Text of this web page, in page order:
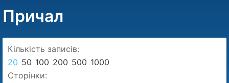
Причал
Кількість записів:
20 50 100 200 500 1000
Cторінки: